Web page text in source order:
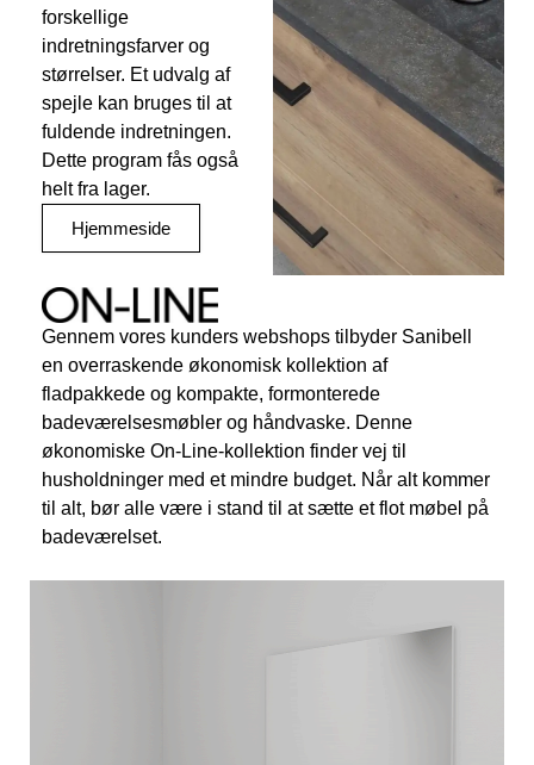
forskellige
indretningsfarver og
størrelser. Et udvalg af
spejle kan bruges til at
fuldende indretningen.
Dette program fås også
helt fra lager.
Hjemmeside
Gennem vores kunders webshops tilbyder Sanibell
en overraskende økonomisk kollektion af
fladpakkede og kompakte, formonterede
badeværelsesmøbler og håndvaske. Denne
økonomiske On-Line-kollektion finder vej til
husholdninger med et mindre budget. Når alt kommer
til alt, bør alle være i stand til at sætte et flot møbel på
badeværelset.